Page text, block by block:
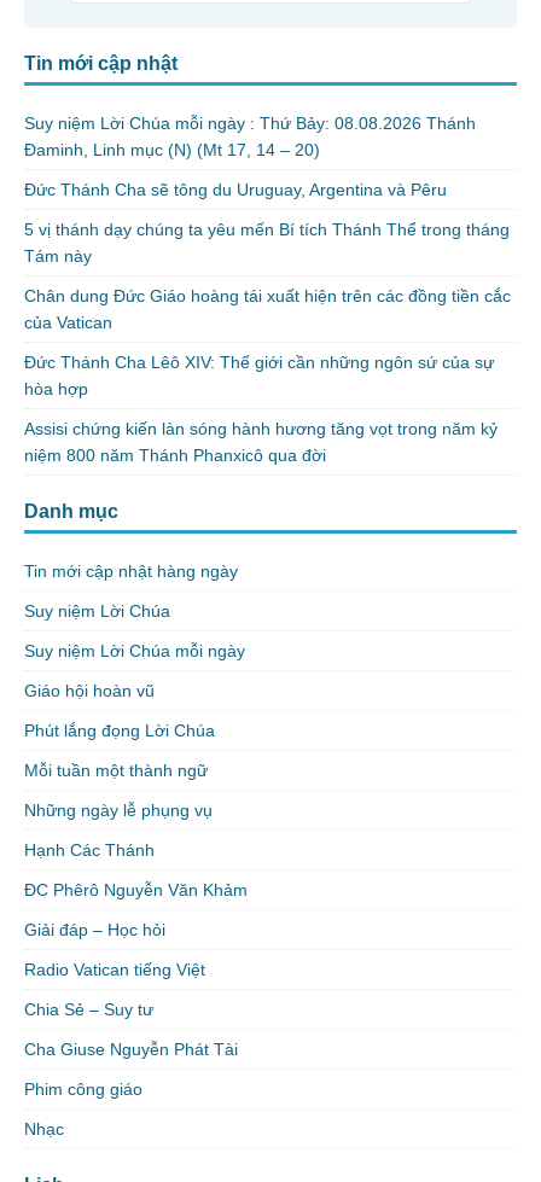
Tin mới cập nhật
Suy niệm Lời Chúa mỗi ngày : Thứ Bảy: 08.08.2026 Thánh
Đaminh, Linh mục (N) (Mt 17, 14 – 20)
Đức Thánh Cha sẽ tông du Uruguay, Argentina và Pêru
5 vị thánh dạy chúng ta yêu mến Bí tích Thánh Thể trong tháng
Tám này
Chân dung Đức Giáo hoàng tái xuất hiện trên các đồng tiền cắc
của Vatican
Đức Thánh Cha Lêô XIV: Thế giới cần những ngôn sứ của sự
hòa hợp
Assisi chứng kiến làn sóng hành hương tăng vọt trong năm kỷ
niệm 800 năm Thánh Phanxicô qua đời
Danh mục
Tin mới cập nhật hàng ngày
Suy niệm Lời Chúa
Suy niệm Lời Chúa mỗi ngày
Giáo hội hoàn vũ
Phút lắng đọng Lời Chúa
Mỗi tuần một thành ngữ
Những ngày lễ phụng vụ
Hạnh Các Thánh
ĐC Phêrô Nguyễn Văn Khảm
Giải đáp – Học hỏi
Radio Vatican tiếng Việt
Chia Sẻ – Suy tư
Cha Giuse Nguyễn Phát Tài
Phim công giáo
Nhạc